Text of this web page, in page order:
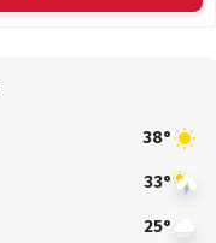
38°
33°
25°